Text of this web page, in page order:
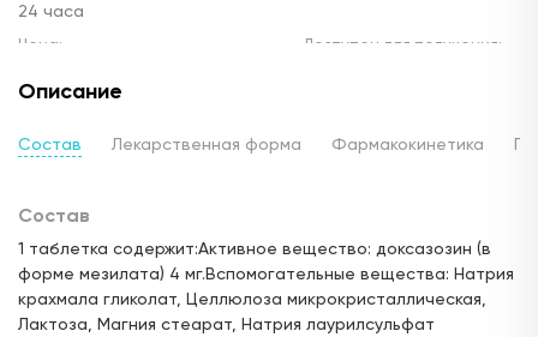
24 часа
Цена: Доступен для получения:
Цена:
348,00 ₽ с 12.08.2026
Описание
Состав Лекарственная форма Фармакокинетика
Состав
1 таблетка содержит:Активное вещество: доксазозин (в
форме мезилата) 4 мг.Вспомогательные вещества: Натрия
крахмала гликолат, Целлюлоза микрокристаллическая,
Лактоза, Магния стеарат, Натрия лаурилсульфат